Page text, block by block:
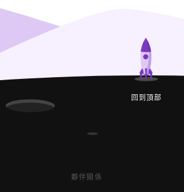
回到頂部
夥伴關係